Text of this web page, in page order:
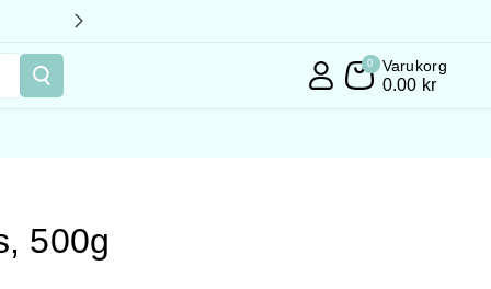
0 Varukorg
0.00 kr
500g